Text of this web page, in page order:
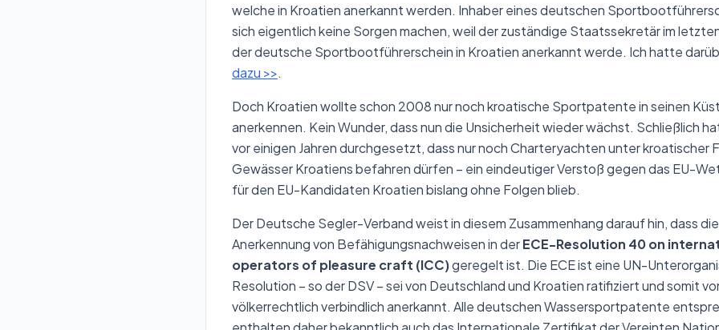
welche in Kroatien anerkannt werden. Inhaber eines deutschen
sich eigentlich keine Sorgen machen, weil der zuständige Staatssekretär im
der deutsche Sportbootführerschein in Kroatien anerkannt werde. Ich hatte
dazu >>.
Doch Kroatien wollte schon 2008 nur noch kroatische Sportpatente in seinen
anerkennen. Kein Wunder, dass nun die Unsicherheit wieder wächst. Schließlich
vor einigen Jahren durchgesetzt, dass nur noch Charteryachten unter kroatischer
Gewässer Kroatiens befahren dürfen – ein eindeutiger Verstoß gegen das EU-
für den EU-Kandidaten Kroatien bislang ohne Folgen blieb.
Der Deutsche Segler-Verband weist in diesem Zusammenhang darauf hin, dass
Anerkennung von Befähigungsnachweisen in derECE-Resolution 40 on
operators of pleasure craft (ICC)geregelt ist. Die ECE ist eine UN-
Resolution – so der DSV – sei von Deutschland und Kroatien ratifiziert und somit
völkerrechtlich verbindlich anerkannt. Alle deutschen Wassersportpatente